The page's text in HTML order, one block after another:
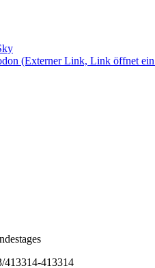
(Externer Link, Link öffnet ein
413314-413314